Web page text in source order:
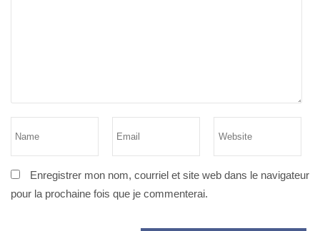
Enregistrer mon nom, courriel et site web dans le navigateur
pour la prochaine fois que je commenterai.